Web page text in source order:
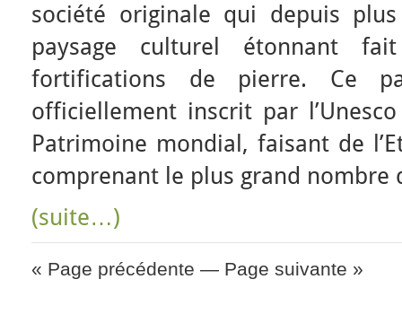
société originale qui depuis
paysage culturel étonnant
fortifications de pierre. Ce
officiellement inscrit par
Patrimoine mondial, faisant de
comprenant le plus grand nombre
(suite…)
« Page précédente — Page suivante »